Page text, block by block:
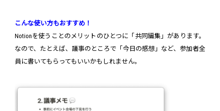
こんな使い方もおすすめ！
Notionを使うことのメリットのひとつに「共同編集」があります。
なので、たとえば、議事のところで「今日の感想」など、参加者全
員に書いてもらってもいいかもしれません。